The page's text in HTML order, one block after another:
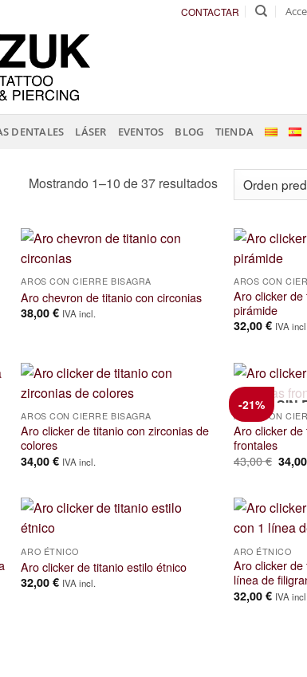
CONTACTAR
DENTALES LÁSER EVENTOS BLOG TIENDA
Mostrando 1–10 de 37 resultados
AROS CON CIERRE BISAGRA
Aro chevron de titanio con circonias
38,00€ IVA incl.
AROS CON
Aro clicker
pirámide
32,00€ IVA
AROS CON CIERRE BISAGRA
Aro clicker de titanio con zirconias de
colores
34,00€ IVA incl.
-21% SIN
AROS CON
Aro clicker de
frontales
43,00€ El
precio
ARO ÉTNICO
Aro clicker de titanio estilo étnico
32,00€ IVA incl.
ARO ÉTNICO
Aro clicker de
línea de
32,00€ IVA incl.